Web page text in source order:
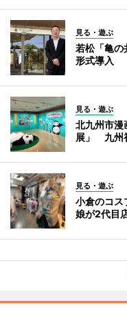
見る・遊ぶ
若松「亀の
形式導入
見る・遊ぶ
北九州市漫
展」 九州
見る・遊ぶ
小倉のコス
娘が2代目